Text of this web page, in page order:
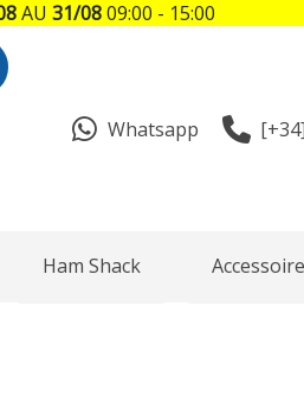
Whatsapp [+34]
Ham Shack
AU 31/0809:00 - 15:00